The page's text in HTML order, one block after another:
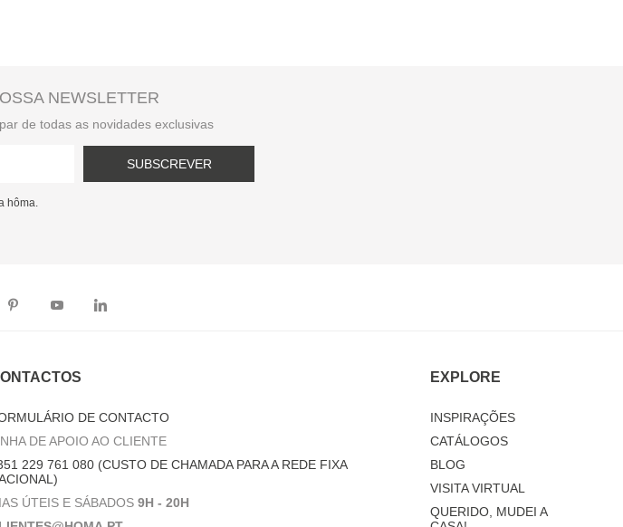
NEWSLETTER
de todas as novidades exclusivas
SUBSCREVER
hôma.
DE CONTACTO
DE APOIO AO CLIENTE
229 761 080 (CUSTO DE CHAMADA PARA A REDE FIXA
ÚTEIS E SÁBADOS 9H - 20H
EXPLORE
INSPIRAÇÕES
CATÁLOGOS
BLOG
VISITA VIRTUAL
QUERIDO, MUDEI A